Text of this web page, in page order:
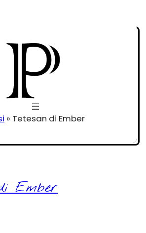
» Tetesan di Ember
Ember